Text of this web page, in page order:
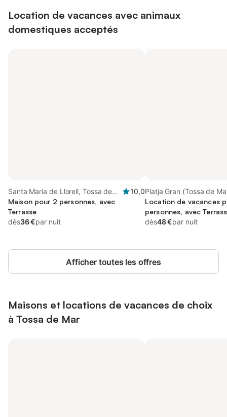
Location de vacances avec animaux
domestiques acceptés
Santa Maria de Llorell, Tossa de
Mar
10,0
Maison pour 2 personnes, avec
Terrasse
dès36 €par nuit
Platja Gran (Tossa de
de Mar
Location de vacances
personnes, avec
dès48 €par nuit
Afficher toutes les offres
Maisons et locations de vacances de choix
à Tossa de Mar